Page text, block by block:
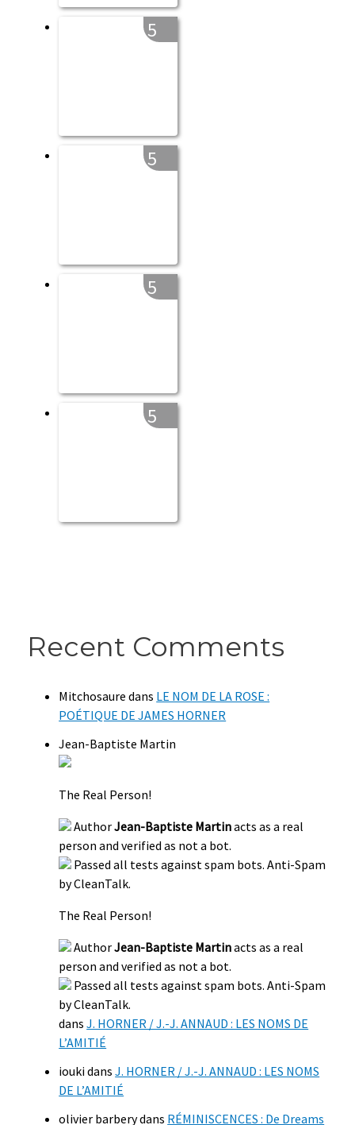
5
5
5
5
Recent Comments
Mitchosaure dans LE NOM DE LA ROSE :
POÉTIQUE DE JAMES HORNER
Jean-Baptiste Martin
The Real Person!
AuthorJean-Baptiste Martinacts as a real
person and verified as not a bot.
Passed all tests against spam bots. Anti-Spam
by CleanTalk.
The Real Person!
AuthorJean-Baptiste Martinacts as a real
person and verified as not a bot.
Passed all tests against spam bots. Anti-Spam
by CleanTalk.
dansJ. HORNER / J.-J. ANNAUD : LES NOMS DE
L’AMITIÉ
ioukidansJ. HORNER / J.-J. ANNAUD : LES NOMS
DE L’AMITIÉ
olivier barberydans RÉMINISCENCES : De Dreams